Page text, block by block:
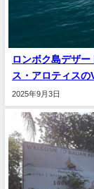
ロンボク島デザ
ス・アロティス
2025年9月3日